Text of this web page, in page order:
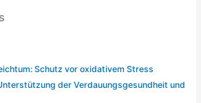
Schutz vor oxidativem Stress
der Verdauungsgesundheit und